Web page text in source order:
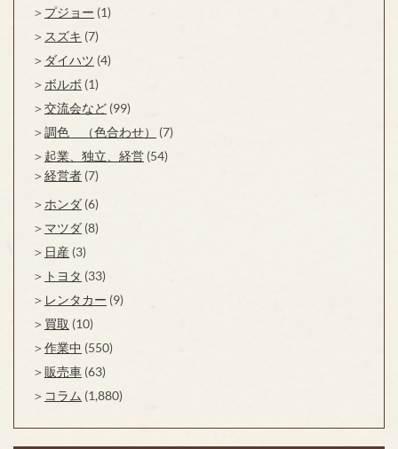
プジョー (1)
スズキ (7)
ダイハツ (4)
ボルボ (1)
交流会など (99)
調色 （色合わせ）
(7)
起業、独立、経営 (54)
経営者 (7)
ホンダ (6)
マツダ (8)
日産 (3)
トヨタ (33)
レンタカー (9)
買取 (10)
作業中 (550)
販売車 (63)
コラム (1,880)